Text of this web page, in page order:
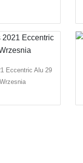
Eccentric Alu 29